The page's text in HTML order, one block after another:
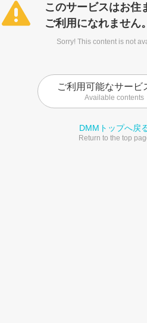
このサービスはお住
ご利用になれません。
Sorry! This content is not
ご利用可能なサービ
Available contents
DMMトップへ戻
Return to the top